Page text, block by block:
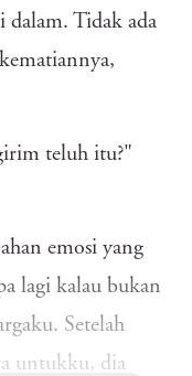
dalam. Tidak ada
teluh itu?"
emosi yang
lagi kalau bukan
Setelah
untukku, dia